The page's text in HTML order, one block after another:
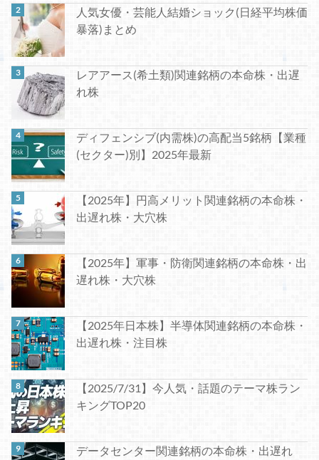
人気女優・芸能人結婚ショック(日経平均株価
暴落)まとめ
レアアース(希土類)関連銘柄の本命株・出遅
れ株
ディフェンシブ(内需株)の高配当5銘柄【業種
(セクター)別】2025年最新
【2025年】円高メリット関連銘柄の本命株・
出遅れ株・大穴株
【2025年】軍事・防衛関連銘柄の本命株・出
遅れ株・大穴株
【2025年日本株】半導体関連銘柄の本命株・
出遅れ株・注目株
【2025/7/31】今人気・話題のテーマ株ラン
キングTOP20
データセンター関連銘柄の本命株・出遅れ